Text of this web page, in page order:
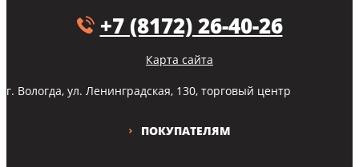
ПОКУПАТЕЛЯМ
+7 (8172) 26-40-26
Карта сайта
г. Вологда, ул. Ленинградская, 130, торговый центр